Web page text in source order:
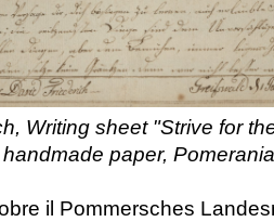
Writing sheet "Strive for
paper,
il Pommersches